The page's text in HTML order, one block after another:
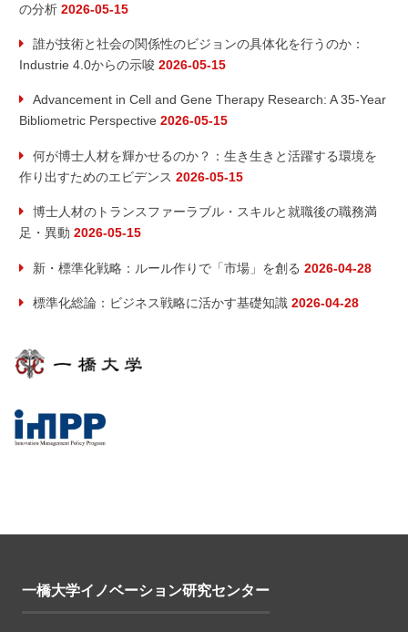
ン
の分析 2026-05-15
誰が技術と社会の関係性のビジョンの具体化を行うのか：
Industrie 4.0からの示唆 2026-05-15
Advancement in Cell and Gene Therapy Research: A 35-Year
Bibliometric Perspective 2026-05-15
何が博士人材を輝かせるのか？：生き生きと活躍する環境を
作り出すためのエビデンス 2026-05-15
博士人材のトランスファーラブル・スキルと就職後の職務満
足・異動 2026-05-15
新・標準化戦略：ルール作りで「市場」を創る 2026-04-28
標準化総論：ビジネス戦略に活かす基礎知識 2026-04-28
一橋大学イノベーション研究センター